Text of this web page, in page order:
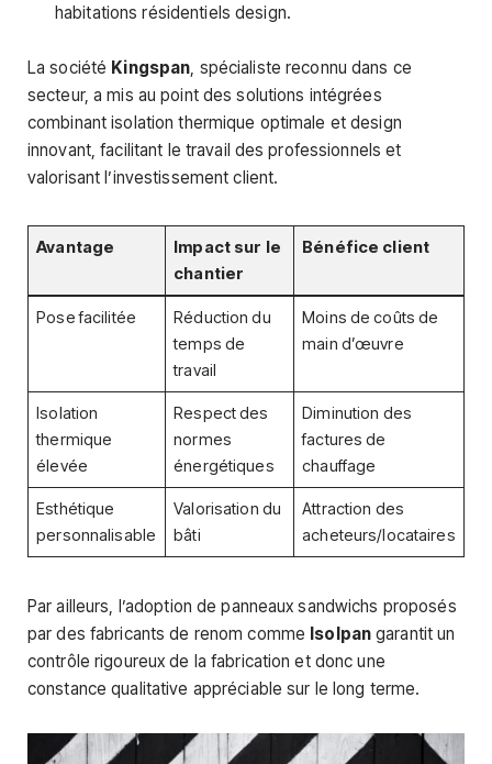
habitations résidentiels design.
La société Kingspan, spécialiste reconnu dans ce
secteur, a mis au point des solutions intégrées
combinant isolation thermique optimale et design
innovant, facilitant le travail des professionnels et
valorisant l’investissement client.
Avantage
Impact sur le
chantier
Bénéfice client
Pose facilitée
Réduction du
temps de
travail
Moins de coûts de
main d’œuvre
Isolation
thermique
élevée
Respect des
normes
énergétiques
Diminution des
factures de
chauffage
Esthétique
personnalisable
Valorisation du
bâti
Attraction des
acheteurs/locataires
Par ailleurs, l’adoption de panneaux sandwichs proposés
par des fabricants de renom comme Isolpan garantit un
contrôle rigoureux de la fabrication et donc une
constance qualitative appréciable sur le long terme.